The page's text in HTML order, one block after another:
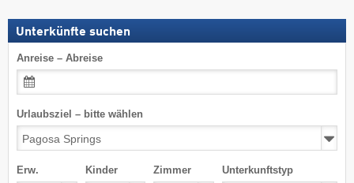
Unterkünfte suchen
Anreise – Abreise
Urlaubsziel – bitte wählen
Erw. Kinder Zimmer Unterkunftstyp